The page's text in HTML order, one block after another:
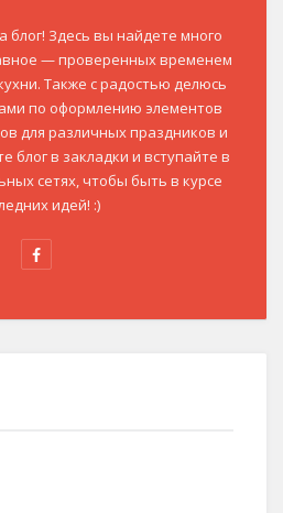
блог! Здесь вы найдете много
— проверенных временем
Также с радостью делюсь
по оформлению элементов
для различных праздников и
блог в закладки и вступайте в
сетях, чтобы быть в курсе
идей! :)